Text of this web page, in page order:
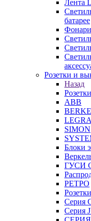
Лента
батарее
Фонари
Розетки и
Назад
ABB
SIMON
Блоки
ГУСИ
РЕТРО
Серия
Серия